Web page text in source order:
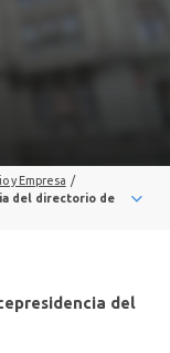
y Empresa /
del directorio de
del